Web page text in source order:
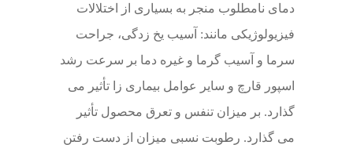
دمای نامطلوب منجر به بسیاری از اختلالات
فیزیولوژیکی مانند: آسیب یخ زدگی، جراحت
سرما و آسیب گرما و غیره دما بر سرعت رشد
اسپور قارچ و سایر عوامل بیماری زا تأثیر می
گذارد. بر میزان تنفس و تعرق محصول تأثیر
می گذارد. رطوبت نسبی میزان از دست رفتن